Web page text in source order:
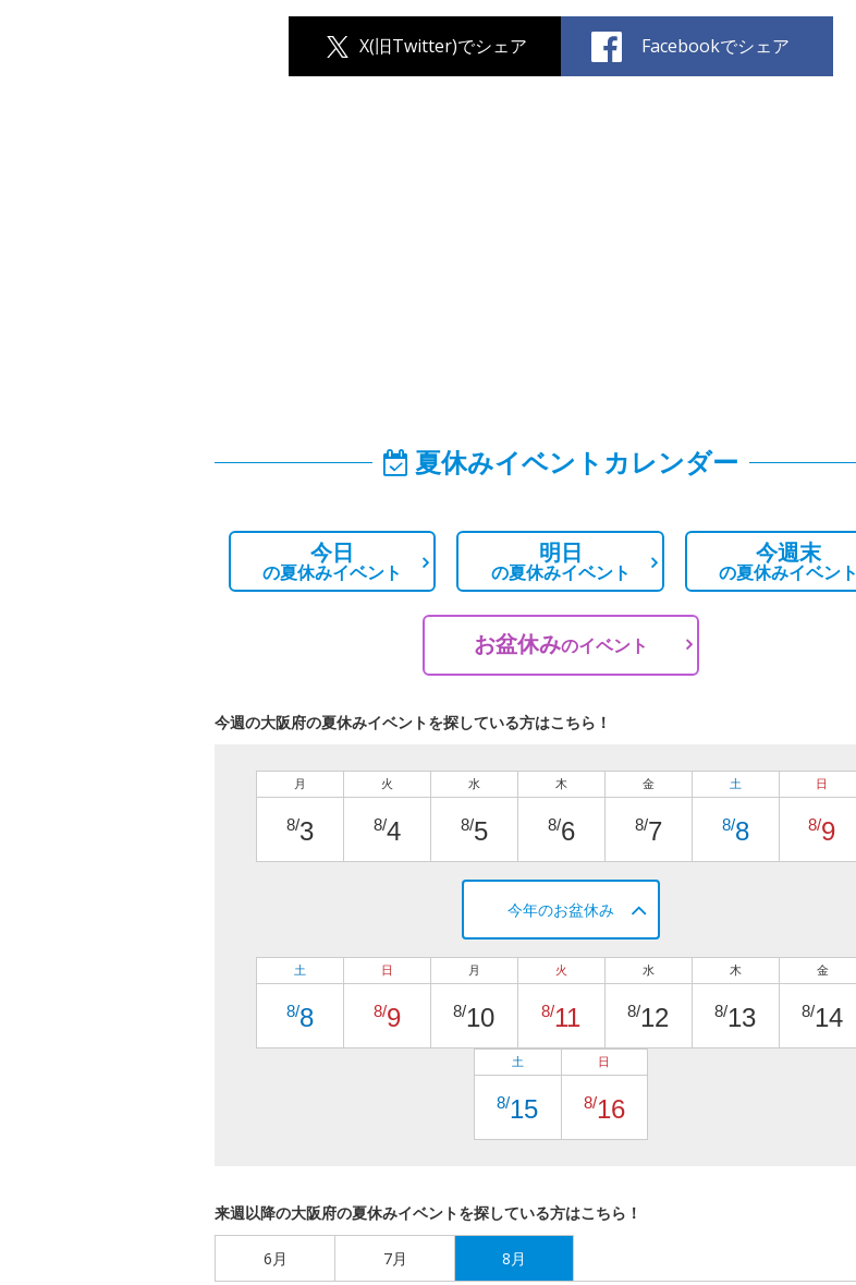
X(旧Twitter)でシェア Facebookでシェア
夏休みイベントカレンダー
今日
の夏休みイベント
明日
の夏休みイベント
今週末
の夏休みイベント
お盆休みのイベント
今週の大阪府の夏休みイベントを探している方はこちら！
月
8/3
火
8/4
水
8/5
木
8/6
金
8/7
土
8/8
日
8/9
今年のお盆休み
土
8/8
日
8/9
月
8/10
火
8/11
水
8/12
木
8/13
金
8/14
土
8/15
日
8/16
来週以降の大阪府の夏休みイベントを探している方はこちら！
6月 7月 8月